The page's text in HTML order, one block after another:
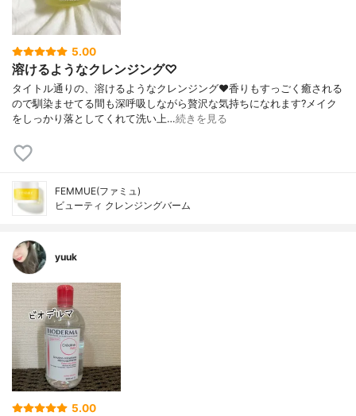
5.00
溶けるようなクレンジング♡
タイトル通りの、溶けるようなクレンジング❤️香りもすっごく癒される
ので馴染ませてる間も深呼吸しながら贅沢な気持ちになれます?メイク
をしっかり落としてくれて洗い上…続きを見る
FEMMUE(ファミュ)
ビューティ クレンジングバーム
yuuk
5.00